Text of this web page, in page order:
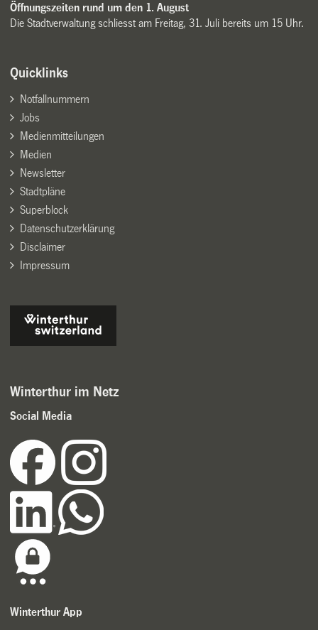
Öffnungszeiten rund um den 1. August
Die Stadtverwaltung schliesst am Freitag, 31. Juli bereits um 15 Uhr.
Quicklinks
Notfallnummern
Jobs
Medienmitteilungen
Medien
Newsletter
Stadtpläne
Superblock
Datenschutzerklärung
Disclaimer
Impressum
Winterthur im Netz
Social Media
Winterthur App